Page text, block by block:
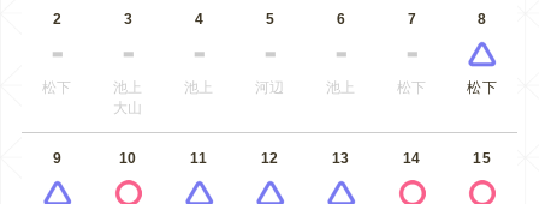
2
松下
3
池上
大山
4
池上
5
河辺
6
池上
7
松下
8
松下
9 10 11 12 13 14 15